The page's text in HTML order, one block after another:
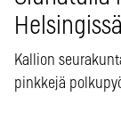
Helsingissä
Kallion
pinkkejä